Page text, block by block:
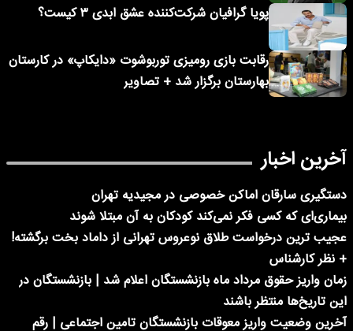
پویا گرافیان شرکت‌کننده عشق ابدی ۳ کیست؟
رقابت بازی رومیزی توربوشوت «دایکاپ» در کارستان
بهارستان برگزار شد + تصاویر
آخرین اخبار
دستگیری سارقان اماکن خصوصی در مجیدیه تهران
بیماری‌ای که کسی فکر نمی‌کند کودکان به آن مبتلا شوند
عجیب ترین درخواست طلاق نوعروس تهرانی از داماد بخت برگشته!
+ نظر کارشناس
زمان واریز حقوق مرداد ماه بازنشستگان اعلام شد | بازنشستگان در
این تاریخ‌ها منتظر باشند
آخرین وضعیت واریز معوقات بازنشستگان تامین اجتماعی | رقم